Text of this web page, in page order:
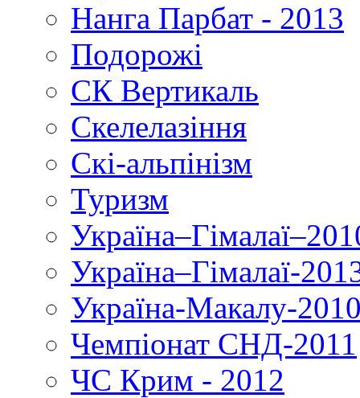
Нанга Парбат - 2013
Подорожі
СК Вертикаль
Скелелазіння
Скі-альпінізм
Туризм
Україна–Гімалаї-
Україна-Макалу-
Чемпіонат СНД-2011
ЧС Крим - 2012